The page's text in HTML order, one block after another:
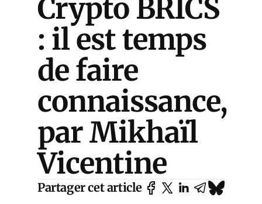
Crypto BRICS
: il est temps
de faire
connaissance,
par Mikhaïl
Vicentine
Partager cet article